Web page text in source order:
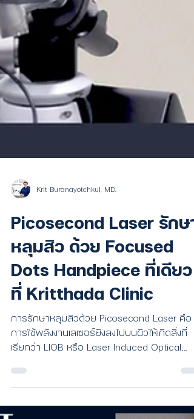
Picosecond Laser รักษา
หลุมสิว ด้วย Focused
Dots Handpiece ที่เดียว
ที่ Kritthada Clinic
การรักษาหลุมสิวด้วย Picosecond Laser คือ
การใช้พลังงานเลเซอร์ยิงลงไปบนผิวให้เกิดสิ่งที่
เรียกว่า LIOB หรือ Laser Induced Optical
Breakdown